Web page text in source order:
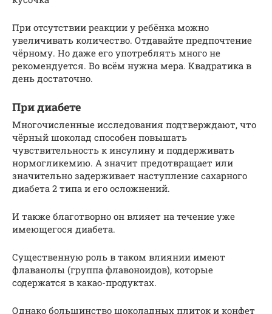
При отсутствии реакции у ребёнка можно
увеличивать количество. Отдавайте предпочтение
чёрному. Но даже его употреблять много не
рекомендуется. Во всём нужна мера. Квадратика в
день достаточно.
При диабете
Многочисленные исследования подтверждают, что
чёрный шоколад способен повышать
чувствительность к инсулину и поддерживать
нормогликемию. А значит предотвращает или
значительно задерживает наступление сахарного
диабета 2 типа и его осложнений.
И также благотворно он влияет на течение уже
имеющегося диабета.
Существенную роль в таком влиянии имеют
флаванолы (группа флавоноидов), которые
содержатся в какао-продуктах.
Однако большинство шоколадных плиток и конфет